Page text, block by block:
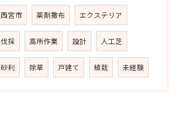
西宮市 薬剤撒布 エクステリア
伐採 高所作業 設計 人工芝
砂利 除草 戸建て 植栽 未経験